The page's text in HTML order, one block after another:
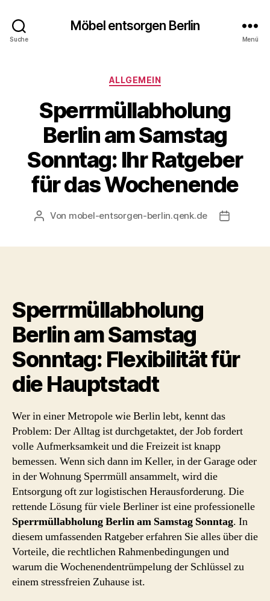
Suche
Möbel entsorgen Berlin
Menü
Kategorien
ALLGEMEIN
Sperrmüllabholung
Berlin am Samstag
Sonntag: Ihr Ratgeber
für das Wochenende
Beitragsautor
Von mobel-entsorgen-berlin.qenk.de
Sperrmüllabholung
Berlin am Samstag
Sonntag: Flexibilität für
die Hauptstadt
Wer in einer Metropole wie Berlin lebt, kennt das
Problem: Der Alltag ist durchgetaktet, der Job fordert
volle Aufmerksamkeit und die Freizeit ist knapp
bemessen. Wenn sich dann im Keller, in der Garage oder
in der Wohnung Sperrmüll ansammelt, wird die
Entsorgung oft zur logistischen Herausforderung. Die
rettende Lösung für viele Berliner ist eine professionelle
Sperrmüllabholung Berlin am Samstag Sonntag. In
diesem umfassenden Ratgeber erfahren Sie alles über die
Vorteile, die rechtlichen Rahmenbedingungen und
warum die Wochenendentrümpelung der Schlüssel zu
einem stressfreien Zuhause ist.